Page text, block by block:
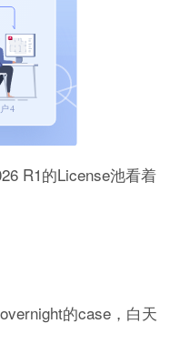
R1的License池看着
的case，白天